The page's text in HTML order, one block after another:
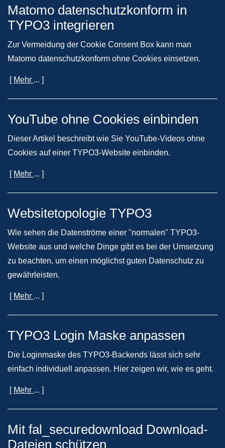
Matomo datenschutzkonform in
TYPO3 integrieren
Zur Vermeidung der Cookie Consent Box kann man
Matomo datenschutzkonform ohne Cookies einsetzen.
[ Mehr ... ]
YouTube ohne Cookies einbinden
Dieser Artikel beschreibt wie Sie YouTube-Videos ohne
Cookies auf einer TYPO3-Website einbinden.
[ Mehr ... ]
Websitetopologie TYPO3
Wie sehen die Datenströme einer "normalen" TYPO3-
Website aus und welche Dinge gibt es bei der Umsetzung
zu beachten, um einen möglichst guten Datenschutz zu
gewährleisten.
[ Mehr ... ]
TYPO3 Login Maske anpassen
Die Loginmaske des TYPO3-Backends lässt sich sehr
einfach individuell anpassen. Hier zeigen wir, wie es geht.
[ Mehr ... ]
Mit fal_securedownload Download-
Dateien schützen